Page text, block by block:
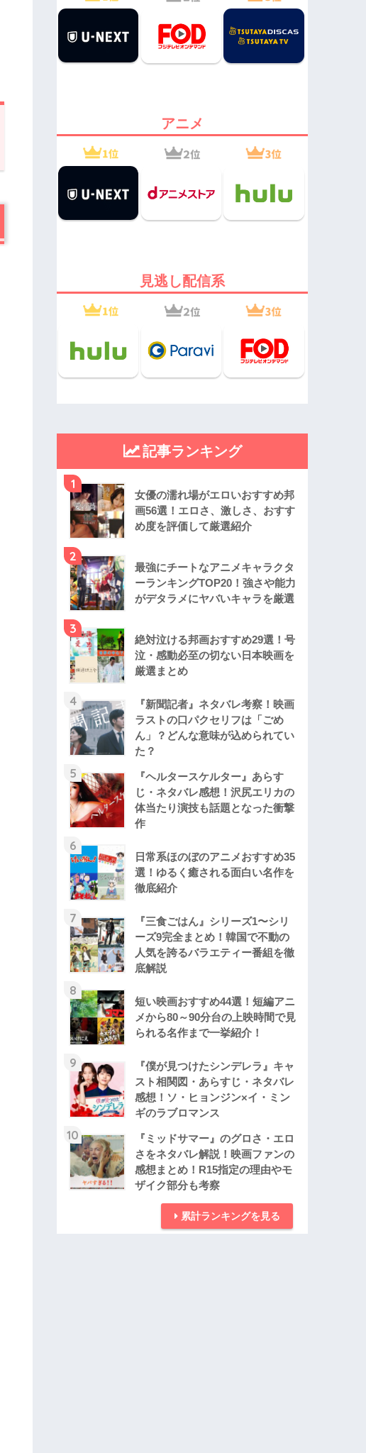
アニメ
見逃し配信系
記事ランキング
1
女優の濡れ場がエロいおすすめ邦
画56選！エロさ、激しさ、おすす
め度を評価して厳選紹介
2
最強にチートなアニメキャラクタ
ーランキングTOP20！強さや能力
がデタラメにヤバいキャラを厳選
3
絶対泣ける邦画おすすめ29選！号
泣・感動必至の切ない日本映画を
厳選まとめ
4
『新聞記者』ネタバレ考察！映画
ラストの口パクセリフは「ごめ
ん」？どんな意味が込められてい
た？
5
『ヘルタースケルター』あらす
じ・ネタバレ感想！沢尻エリカの
体当たり演技も話題となった衝撃
作
6
日常系ほのぼのアニメおすすめ35
選！ゆるく癒される面白い名作を
徹底紹介
7
『三食ごはん』シリーズ1〜シリ
ーズ9完全まとめ！韓国で不動の
人気を誇るバラエティー番組を徹
底解説
8
短い映画おすすめ44選！短編アニ
メから80～90分台の上映時間で見
られる名作まで一挙紹介！
9
『僕が見つけたシンデレラ』キャ
スト相関図・あらすじ・ネタバレ
感想！ソ・ヒョンジン×イ・ミン
ギのラブロマンス
10
『ミッドサマー』のグロさ・エロ
さをネタバレ解説！映画ファンの
感想まとめ！R15指定の理由やモ
ザイク部分も考察
累計ランキングを見る